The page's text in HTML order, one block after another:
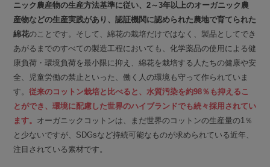
ニック農産物の生産方法基準に従い、2～3年以上のオーガニック農
産物などの生産実践があり、認証機関に認められた農地で育てられた
綿花のことです。そして、綿花の栽培だけではなく、製品としてでき
あがるまでのすべての製造工程においても、化学薬品の使用による健
康負荷・環境負荷を最小限に抑え、綿花を栽培する人たちの健康や安
全、児童労働の禁止といった、働く人の環境も守って作られていま
す。従来のコットン栽培と比べると、水質汚染を約98％も抑えるこ
とができ、環境に配慮した世界のハイブランドでも続々採用されてい
ます。 オーガニックコットンは、まだ世界のコットンの生産量の1％
と少ないですが、SDGsなど持続可能なものが求められている近年、
注目されている素材です。